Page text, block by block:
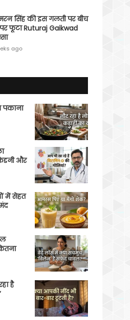
सिंह की इस गलती पर बीच
फूटा Ruturaj Gaikwad
ago
पकाना
और
में सेहत
है